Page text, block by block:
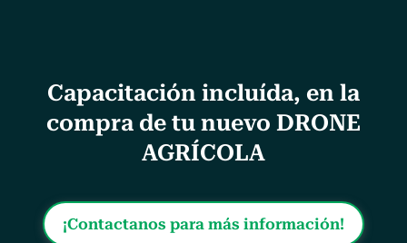
Capacitación incluída, en la
compra de tu nuevo DRONE
AGRÍCOLA
¡Contactanos para más información!